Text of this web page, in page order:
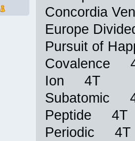
Concordia
Europe
Pursuit of
Covalence
Ion 4T
Subatomic
Peptide 4T
Periodic 4T